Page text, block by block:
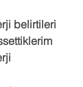
belirtileri